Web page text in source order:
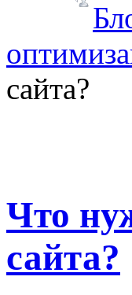
сайта?
Что
сайта?